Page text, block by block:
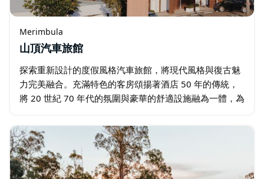
Merimbula
山頂汽車旅館
探索重新設計的度假風格汽車旅館，將現代風格與復古魅
力完美融合。充滿特色的客房頌揚著酒店 50 年的傳統，
將 20 世紀 70 年代的氛圍與豪華的舒適設施融為一體，為
車旅館的每間客房中…